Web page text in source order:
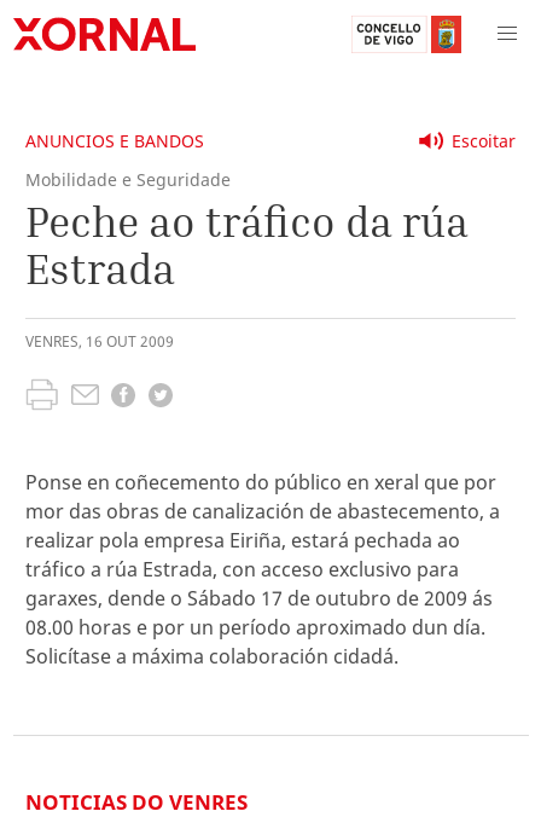
Escoitar
ANUNCIOS E BANDOS
Mobilidade e Seguridade
Peche ao tráfico da rúa
Estrada
VENRES, 16 OUT2009
Ponse en coñecemento do público en xeral que por
mor das obras de canalización de abastecemento, a
realizar pola empresa Eiriña, estará pechada ao
tráfico a rúa Estrada, con acceso exclusivo para
garaxes, dende o Sábado 17 de outubro de 2009 ás
08.00 horas e por un período aproximado dun día.
Solicítase a máxima colaboración cidadá.
NOTICIAS DO VENRES